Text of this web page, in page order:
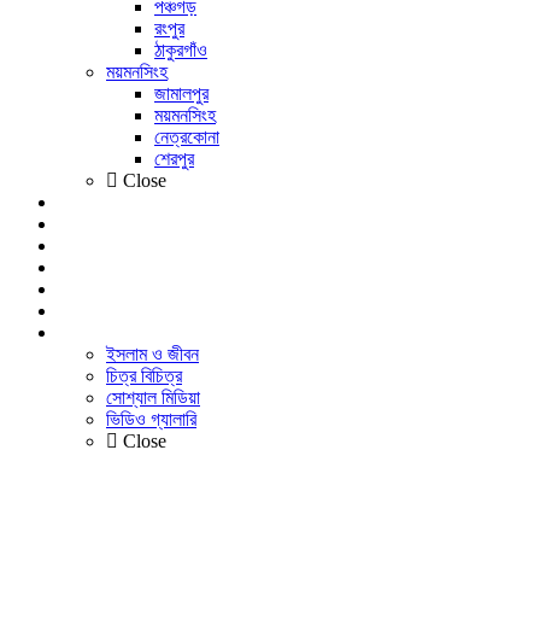
পঞ্চগড়
রংপুর
ঠাকুরগাঁও
ময়মনসিংহ
জামালপুর
ময়মনসিংহ
নেত্রকোনা
শেরপুর
Close
ইসলাম ও জীবন
চিত্র বিচিত্র
সোশ্যাল মিডিয়া
ভিডিও গ্যালারি
Close